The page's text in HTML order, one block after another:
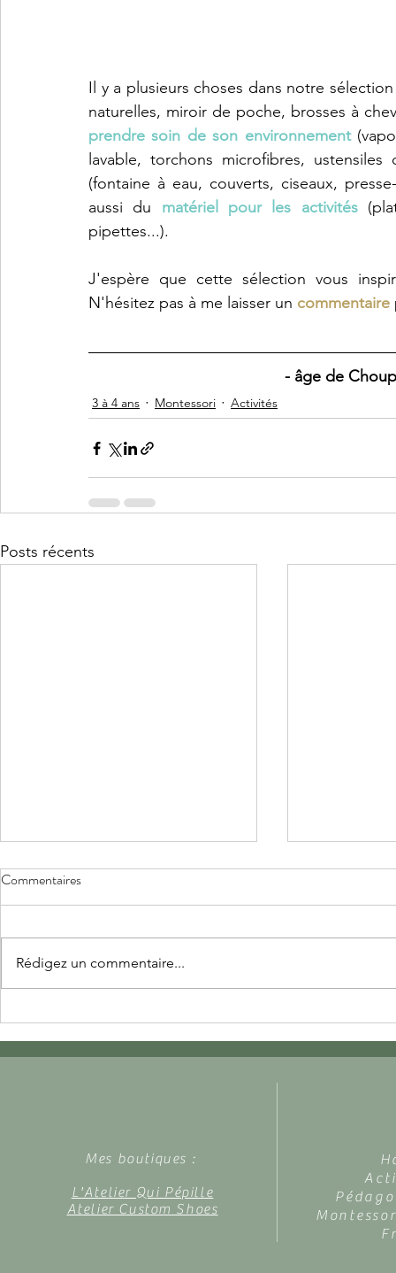
Il y a plusieurs choses dans notre
naturelles, miroir de poche, brosses à
prendre soin de son environnement
lavable, torchons microfibres,
(fontaine à eau, couverts, ciseaux,
aussi du matériel pour les activités
pipettes...).
J'espère que cette sélection vous
N'hésitez pas à me laisser un commentaire
- âge de
3 à 4 ans Montessori Activités
Posts récents
Sa première poupée
Commentaires
Rédigez un commentaire...
Mes boutiques :
L'Atelier Qui Pépille
Atelier Custom Shoes